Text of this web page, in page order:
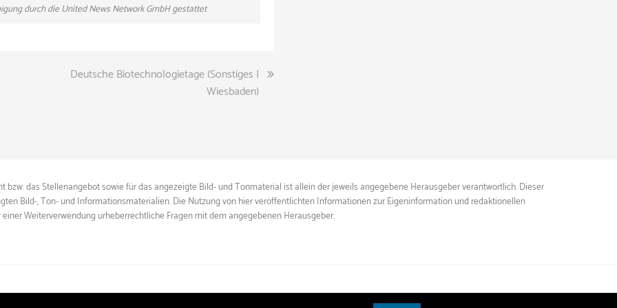
durch die United News Network GmbH gestattet
Deutsche Biotechnologietage (Sonstiges |
Wiesbaden)
bzw. das Stellenangebot sowie für das angezeigte Bild- und Tonmaterial ist allein der jeweils angegebene Herausgeber verantwortlich. Dieser
Bild-, Ton- und Informationsmaterialien. Die Nutzung von hier veröffentlichten Informationen zur Eigeninformation und redaktionellen
Weiterverwendung urheberrechtliche Fragen mit dem angegebenen Herausgeber.